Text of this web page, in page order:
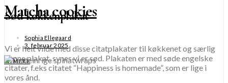
Sød køkkenplakat
Vi er helt vilde med disse citatplakater til køkkenet og særlig
denne plakat, synes vi er sød. Plakaten er med søde engelske
citater, f.eks citatet “Happiness is homemade”, som er lige i
vores ånd.
Matcha cookies
Sophia Ellegaard
3. februar 2025
SE MERE